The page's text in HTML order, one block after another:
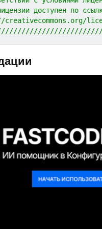
доступен по